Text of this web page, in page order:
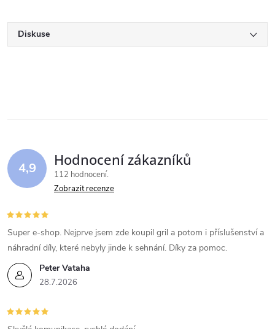
Diskuse
4,9 Hodnocení zákazníků
112 hodnocení
Zobrazit recenze
Peter Vataha
28.7.2026
Super e-shop. Nejprve jsem zde koupil gril a potom i příslušenství a
náhradní díly, které nebyly jinde k sehnání. Díky za pomoc.